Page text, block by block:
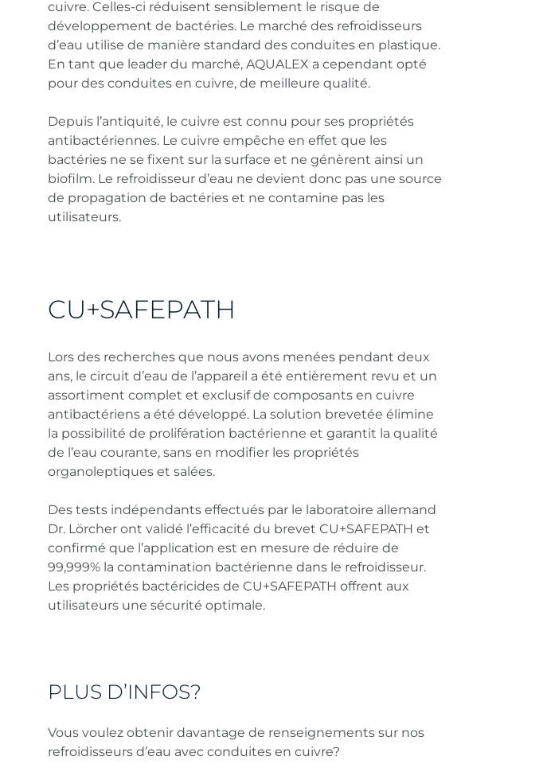
cuivre. Celles-ci réduisent sensiblement le risque de
développement de bactéries. Le marché des refroidisseurs
d’eau utilise de manière standard des conduites en plastique.
En tant que leader du marché, AQUALEX a cependant opté
pour des conduites en cuivre, de meilleure qualité.
Depuis l’antiquité, le cuivre est connu pour ses propriétés
antibactériennes. Le cuivre empêche en effet que les
bactéries ne se fixent sur la surface et ne génèrent ainsi un
biofilm. Le refroidisseur d’eau ne devient donc pas une source
de propagation de bactéries et ne contamine pas les
utilisateurs.
CU+SAFEPATH
Lors des recherches que nous avons menées pendant deux
ans, le circuit d’eau de l’appareil a été entièrement revu et un
assortiment complet et exclusif de composants en cuivre
antibactériens a été développé. La solution brevetée élimine
la possibilité de prolifération bactérienne et garantit la qualité
de l’eau courante, sans en modifier les propriétés
organoleptiques et salées.
Des tests indépendants effectués par le laboratoire allemand
Dr. Lörcher ont validé l’efficacité du brevet CU+SAFEPATH et
confirmé que l’application est en mesure de réduire de
99,999% la contamination bactérienne dans le refroidisseur.
Les propriétés bactéricides de CU+SAFEPATH offrent aux
utilisateurs une sécurité optimale.
PLUS D’INFOS?
Vous voulez obtenir davantage de renseignements sur nos
refroidisseurs d’eau avec conduites en cuivre?